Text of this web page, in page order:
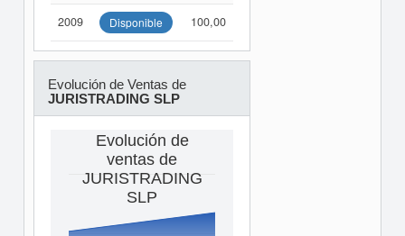
2009 Disponible 100,00
Evolución de Ventas de
JURISTRADING SLP
Evolución de
ventas de
JURISTRADING
SLP